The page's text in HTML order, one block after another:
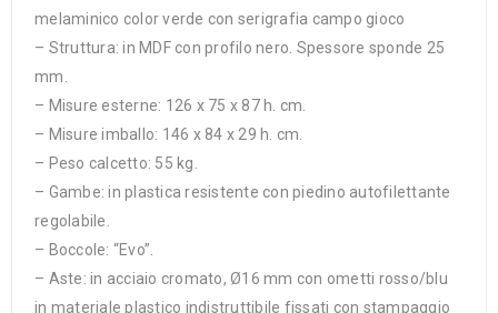
melaminico color verde con serigrafia campo gioco
– Struttura: in MDF con profilo nero. Spessore sponde 25
mm.
– Misure esterne: 126 x 75 x 87 h. cm.
– Misure imballo: 146 x 84 x 29 h. cm.
– Peso calcetto: 55 kg.
– Gambe: in plastica resistente con piedino autofilettante
regolabile.
– Boccole: “Evo”.
– Aste: in acciaio cromato, Ø16 mm con ometti rosso/blu
in materiale plastico indistruttibile fissati con stampaggio